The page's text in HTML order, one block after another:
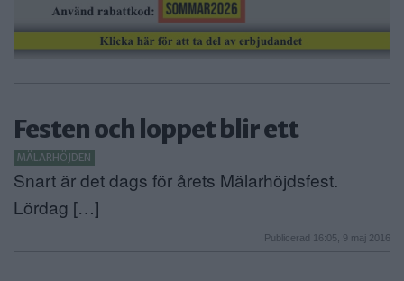
Festen och loppet blir ett
MÄLARHÖJDEN
Snart är det dags för årets Mälarhöjdsfest.
Lördag […]
Publicerad 16:05, 9 maj 2016